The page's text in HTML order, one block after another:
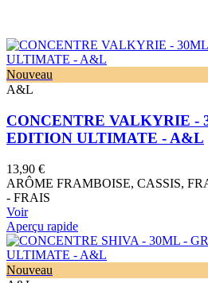
Nouveau
A&L
CONCENTRE VALKYRIE -
EDITION ULTIMATE - A&L
13,90 €
ARÔME FRAMBOISE, CASSIS,
- FRAIS
Voir
Aperçu rapide
Nouveau